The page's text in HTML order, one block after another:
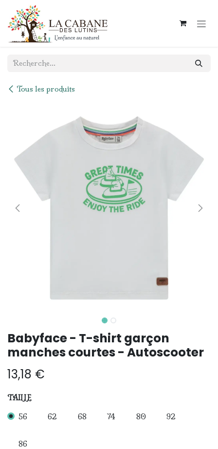
Se rendre au contenu
Tous les produits
Babyface - T-shirt garçon
manches courtes - Autoscooter
13,18 €
TAILLE
56 62 68 74 80 92
86